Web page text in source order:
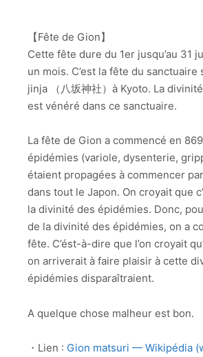
【Fête de Gion】
Cette fête dure du 1er jusqu’au 31
un mois. C’est la fête du sanctuaire
jinja （八坂神社）à Kyoto. La
est vénéré dans ce sanctuaire.
La fête de Gion a commencé en
épidémies (variole, dysenterie,
étaient propagées à commencer
dans tout le Japon. On croyait que
la divinité des épidémies. Donc,
de la divinité des épidémies, on a
fête. C’ést-à-dire que l’on croyait
on arriverait à faire plaisir à cette
épidémies disparaîtraient.
A quelque chose malheur est bon.
・Lien : Gion matsuri — Wikipédia